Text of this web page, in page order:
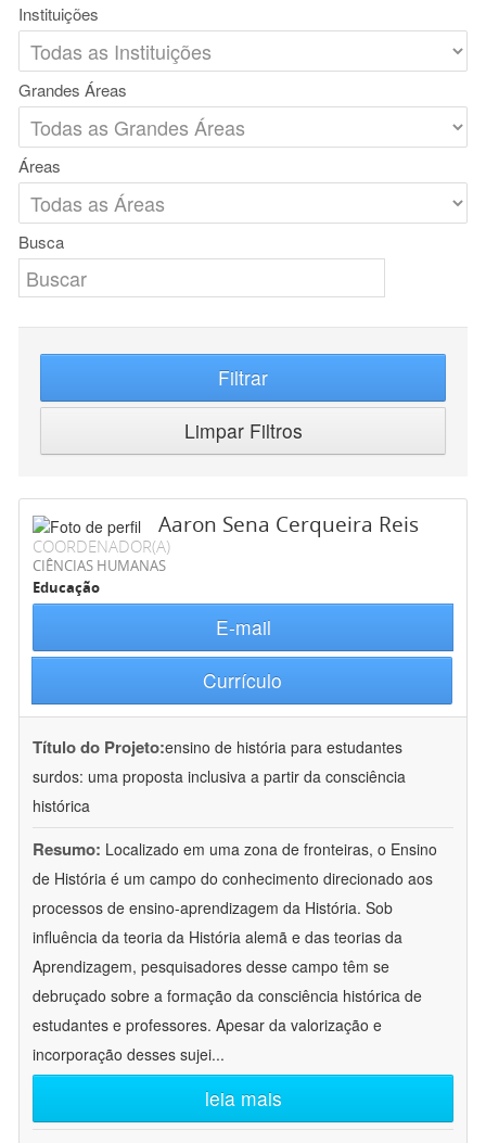
Instituições
Grandes Áreas
Áreas
Busca
Filtrar
Limpar Filtros
Aaron Sena Cerqueira Reis
COORDENADOR(A)
CIÊNCIAS HUMANAS
Educação
E-mail
Currículo
Título do Projeto:ensino de história para estudantes
surdos: uma proposta inclusiva a partir da consciência
histórica
Resumo: Localizado em uma zona de fronteiras, o Ensino
de História é um campo do conhecimento direcionado aos
processos de ensino-aprendizagem da História. Sob
influência da teoria da História alemã e das teorias da
Aprendizagem, pesquisadores desse campo têm se
debruçado sobre a formação da consciência histórica de
estudantes e professores. Apesar da valorização e
incorporação desses sujei...
leia mais